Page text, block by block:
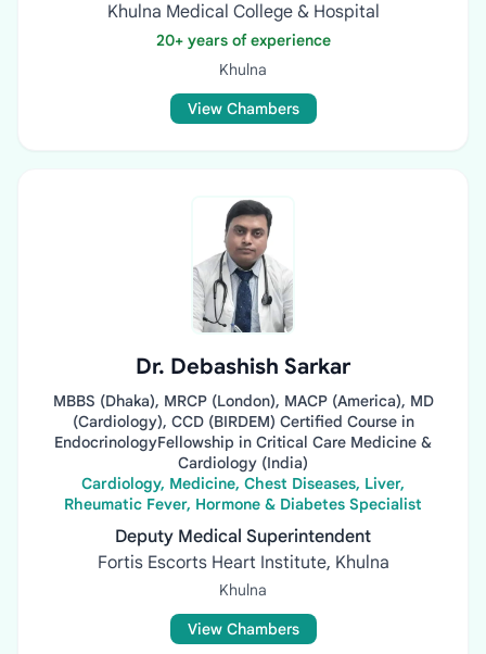
Khulna Medical College & Hospital
20+ years of experience
Khulna
View Chambers
Dr. Debashish Sarkar
MBBS (Dhaka), MRCP (London), MACP (America), MD
(Cardiology), CCD (BIRDEM) Certified Course in
EndocrinologyFellowship in Critical Care Medicine &
Cardiology (India)
Cardiology, Medicine, Chest Diseases, Liver,
Rheumatic Fever, Hormone & Diabetes Specialist
Deputy Medical Superintendent
Fortis Escorts Heart Institute, Khulna
Khulna
View Chambers